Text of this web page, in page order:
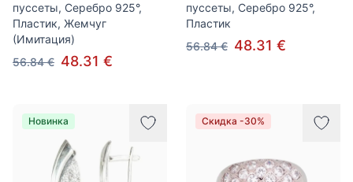
пуссеты, Серебро 925°,
Пластик, Жемчуг
(Имитация)
56.84 € 48.31 €
пуссеты, Серебро 925°,
Пластик
56.84 € 48.31 €
Новинка Скидка -30%